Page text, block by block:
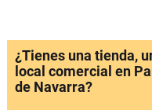
¿Tienes una tienda,
local comercial en
de Navarra?